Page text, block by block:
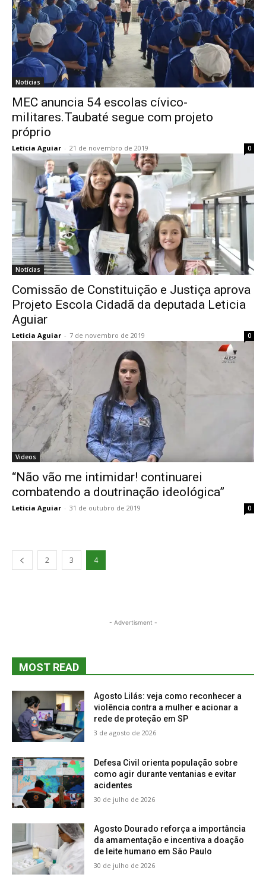
Notícias
MEC anuncia 54 escolas cívico-
militares.Taubaté segue com projeto
próprio
Leticia Aguiar - 21 de novembro de 2019 0
Notícias
Comissão de Constituição e Justiça aprova
Projeto Escola Cidadã da deputada Leticia
Aguiar
Leticia Aguiar - 7 de novembro de 2019 0
Videos
“Não vão me intimidar! continuarei
combatendo a doutrinação ideológica”
Leticia Aguiar - 31 de outubro de 2019 0
2 3 4
- Advertisment -
MOST READ
Agosto Lilás: veja como reconhecer a
violência contra a mulher e acionar a
rede de proteção em SP
3 de agosto de 2026
Defesa Civil orienta população sobre
como agir durante ventanias e evitar
acidentes
30 de julho de 2026
Agosto Dourado reforça a importância
da amamentação e incentiva a doação
de leite humano em São Paulo
30 de julho de 2026